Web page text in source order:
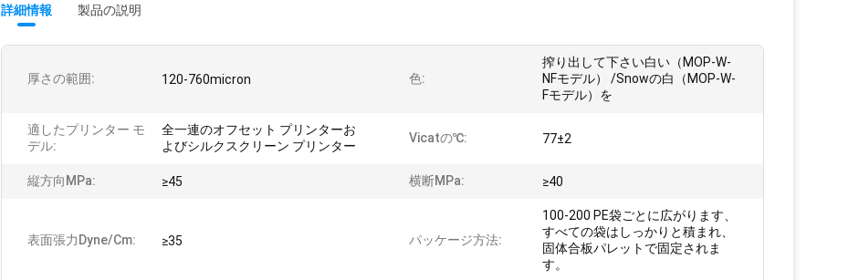
詳細情報 製品の説明
厚さの範囲: 120-760micron 色:
搾り出して下さい白い（MOP-W-
NFモデル） /Snowの白（MOP-W-
Fモデル）を
適したプリンター モ
デル:
全一連のオフセット プリンターお
よびシルクスクリーン プリンター
Vicatの℃: 77±2
縦方向MPa: ≥45 横断MPa: ≥40
表面張力dyne/cm: ≥35 パッケージ方法:
100-200 PE袋ごとに広がります、
すべての袋はしっかりと積まれ、
固体合板パレットで固定されま
す。